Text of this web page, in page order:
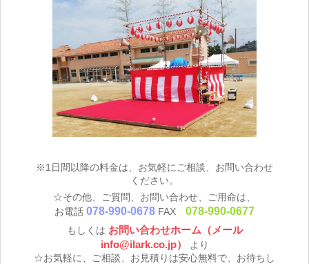
※1日間以降の料金は、お気軽にご相談、お問い合わせ
ください。
☆その他、ご質問、お問い合わせ、ご用命は、
お電話 078-990-0678 FAX 078-990-0677
もしくは お問い合わせホーム（メール
info@ilark.co.jp）
より
☆お気軽に、ご相談、お見積りは安心無料で、お待ちし